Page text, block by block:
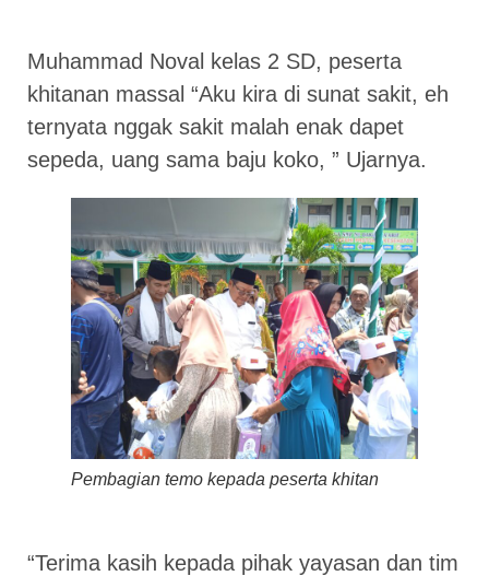
Muhammad Noval kelas 2 SD, peserta
khitanan massal “Aku kira di sunat sakit, eh
ternyata nggak sakit malah enak dapet
sepeda, uang sama baju koko, ” Ujarnya.
Pembagian temo kepada peserta khitan
“Terima kasih kepada pihak yayasan dan tim